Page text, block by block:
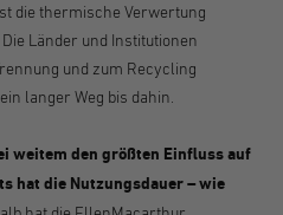
die thermische Verwertung
Länder und Institutionen
und zum Recycling
langer Weg bis dahin.
weitem den größten Einfluss auf
hat die Nutzungsdauer – wie